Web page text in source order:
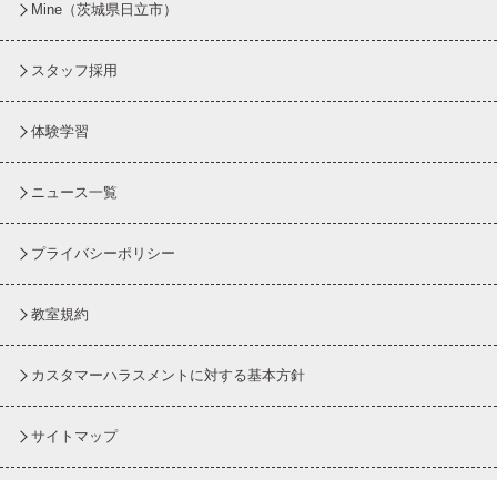
Mine（茨城県日立市）
スタッフ採用
体験学習
ニュース一覧
プライバシーポリシー
教室規約
カスタマーハラスメントに対する基本方針
サイトマップ